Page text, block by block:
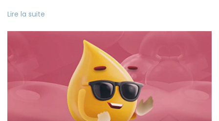
Lire la suite